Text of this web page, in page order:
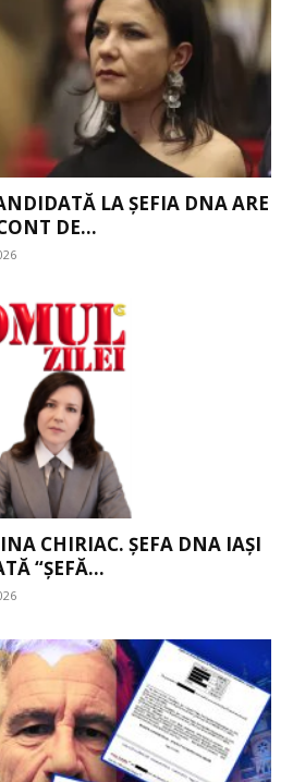
LA ȘEFIA DNA ARE
DE...
CHIRIAC. ȘEFA DNA IAȘI
“ȘEFĂ...